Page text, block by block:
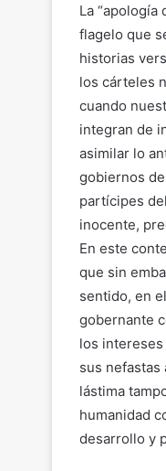
La
flagelo que
historias
los cárteles
cuando
integran de
asimilar lo
gobiernos
partícipes
inocente,
En este
que sin
sentido, en
gobernante
los
sus
lástima
humanidad
desarrollo y